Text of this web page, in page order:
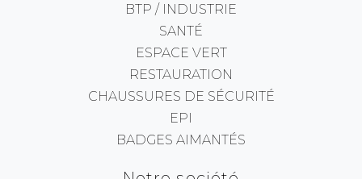
BTP / INDUSTRIE
SANTÉ
ESPACE VERT
RESTAURATION
CHAUSSURES DE SÉCURITÉ
EPI
BADGES AIMANTÉS